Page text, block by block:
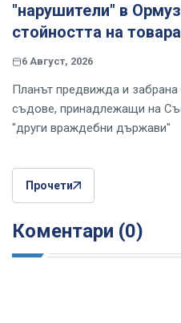
"нарушители" в
стойността на
6 Август, 2026
Планът предвижда и забрана
съдове, принадлежащи на
"други враждебни държави"
Прочети
Коментари (0)